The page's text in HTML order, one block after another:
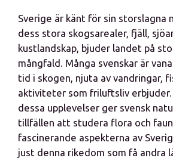
Sverige är känt för sin storslagna
dess stora skogsarealer, fjäll,
kustlandskap, bjuder landet på
mångfald. Många svenskar är
tid i skogen, njuta av vandringar,
aktiviteter som friluftsliv
dessa upplevelser ger svensk
tillfällen att studera flora och
fascinerande aspekterna av
just denna rikedom som få andra